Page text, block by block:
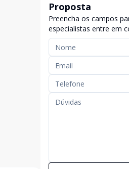
Proposta
Preencha os campos
especialistas entre em